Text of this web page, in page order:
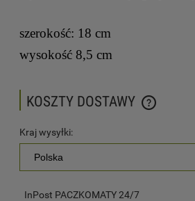
szerokość: 18 cm
wysokość 8,5 cm
KOSZTY DOSTAWY
CENA NIE ZAWIERA EWENTUALNYCH
Kraj wysyłki:
InPost PACZKOMATY 24/7